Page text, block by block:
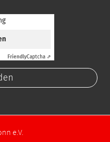
FriendlyCaptcha ⇗
e.V.